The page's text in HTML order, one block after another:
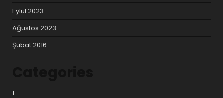
Eylül 2023
Ağustos 2023
Şubat 2016
1